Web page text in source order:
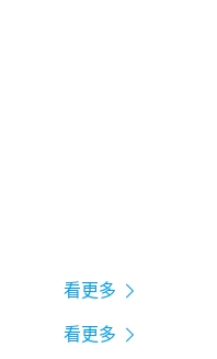
看更多
看更多